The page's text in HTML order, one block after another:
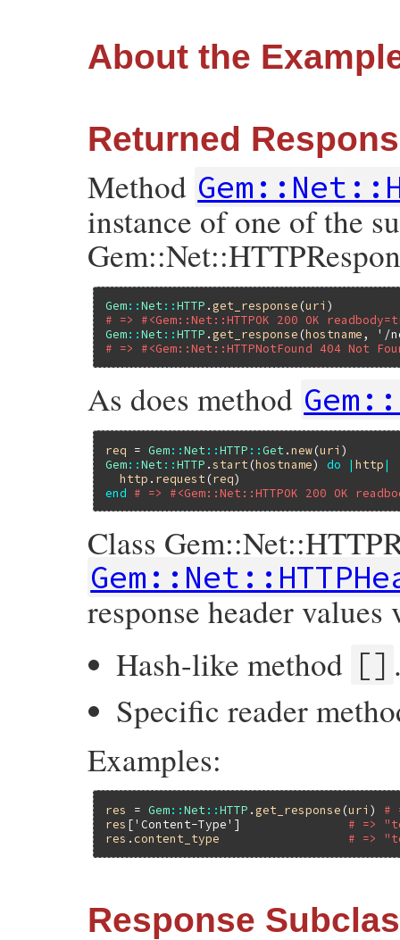
About the
Returned
Method
instance of one of the
Gem::Net ::HTTP . get_response (uri
# => #<Gem::Net::HTTPOK 200 OK
Gem::Net ::HTTP . get_response (hostname,
'/
# => #<Gem::Net::HTTPNotFound 404 Not
As does method
req = Gem::Net ::HTTP ::Get .new(uri
Gem::Net ::HTTP .start (hostname) do |http|
http . request (req
end
# => #<Gem::Net::HTTPOK 200 OK
Class
response header
Hash-like method []
Specific reader
Examples:
res = Gem::Net ::HTTP . get_response (uri ) #
res ['Content-Type' ] # =>
res . content_type # =>
Response